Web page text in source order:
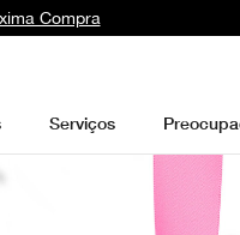
Compra
Serviços